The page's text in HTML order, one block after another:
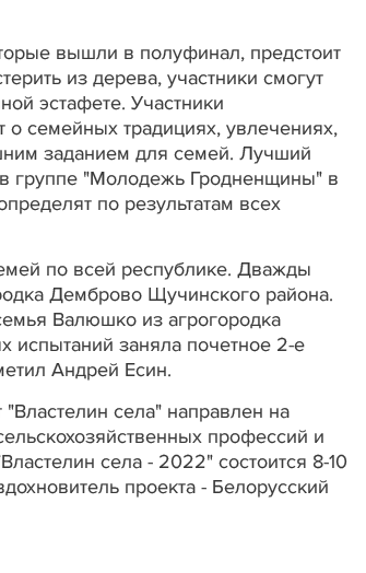
вышли в полуфинал, предстоит
из дерева, участники смогут
эстафете. Участники
о семейных традициях, увлечениях,
заданием для семей. Лучший
группе "Молодежь Гродненщины" в
по результатам всех
по всей республике. Дважды
Демброво Щучинского района.
Валюшко из агрогородка
испытаний заняла почетное 2-е
Андрей Есин.
села" направлен на
профессий и
села - 2022" состоится 8-10
проекта - Белорусский